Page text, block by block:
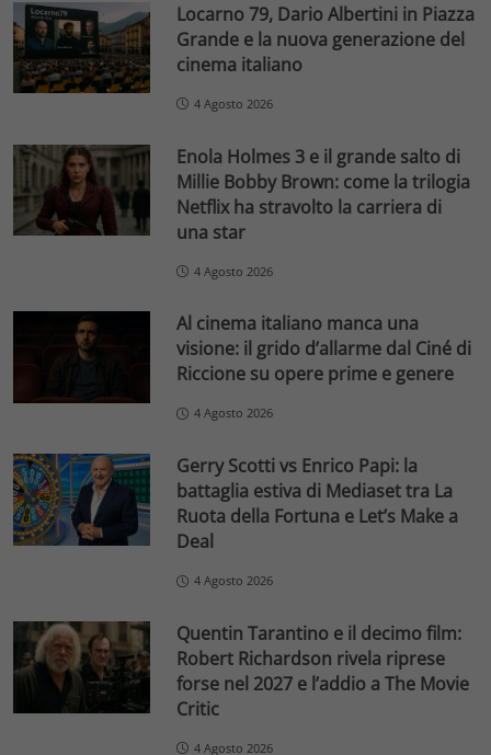
Locarno 79, Dario Albertini in Piazza
Grande e la nuova generazione del
cinema italiano
4 Agosto 2026
Enola Holmes 3 e il grande salto di
Millie Bobby Brown: come la trilogia
Netflix ha stravolto la carriera di
una star
4 Agosto 2026
Al cinema italiano manca una
visione: il grido d’allarme dal Ciné di
Riccione su opere prime e genere
4 Agosto 2026
Gerry Scotti vs Enrico Papi: la
battaglia estiva di Mediaset tra La
Ruota della Fortuna e Let’s Make a
Deal
4 Agosto 2026
Quentin Tarantino e il decimo film:
Robert Richardson rivela riprese
forse nel 2027 e l’addio a The Movie
Critic
4 Agosto 2026